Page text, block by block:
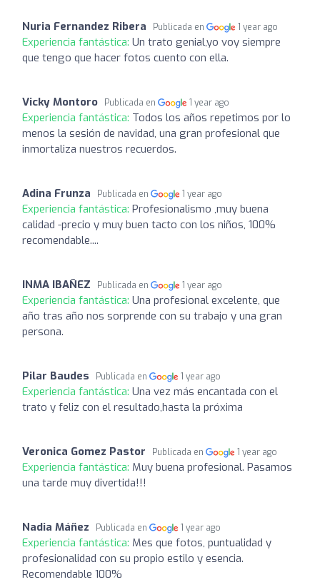
Nuria Fernandez Ribera Publicada en 1 year ago
Experiencia fantástica: Un trato genial,yo voy siempre
que tengo que hacer fotos cuento con ella.
Vicky Montoro Publicada en 1 year ago
Experiencia fantástica: Todos los años repetimos por lo
menos la sesión de navidad, una gran profesional que
inmortaliza nuestros recuerdos.
Adina Frunza Publicada en 1 year ago
Experiencia fantástica: Profesionalismo ,muy buena
calidad -precio y muy buen tacto con los niños, 100%
recomendable....
INMA IBAÑEZ Publicada en 1 year ago
Experiencia fantástica: Una profesional excelente, que
año tras año nos sorprende con su trabajo y una gran
persona.
Pilar Baudes Publicada en 1 year ago
Experiencia fantástica: Una vez más encantada con el
trato y feliz con el resultado,hasta la próxima
Veronica Gomez Pastor Publicada en 1 year ago
Experiencia fantástica: Muy buena profesional. Pasamos
una tarde muy divertida!!!
Nadia Máñez Publicada en 1 year ago
Experiencia fantástica: Mes que fotos, puntualidad y
profesionalidad con su propio estilo y esencia.
Recomendable 100%